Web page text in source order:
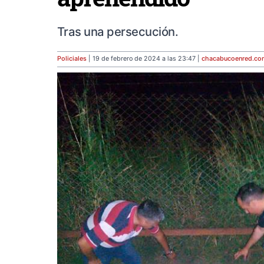
Tras una persecución.
Policiales | 19 de febrero de 2024 a las 23:47 | chacabucoenred